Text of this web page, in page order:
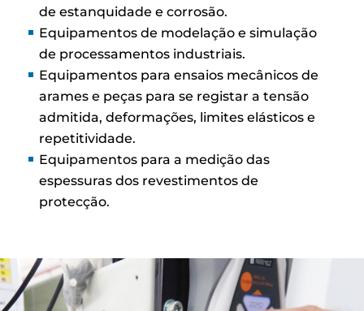
de estanquidade e corrosão.
Equipamentos de modelação e simulação
de processamentos industriais.
Equipamentos para ensaios mecânicos de
arames e peças para se registar a tensão
admitida, deformações, limites elásticos e
repetitividade.
Equipamentos para a medição das
espessuras dos revestimentos de
protecção.